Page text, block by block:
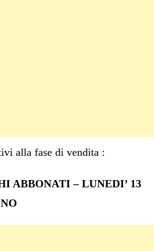
alla fase di vendita :
ABBONATI – LUNEDI’ 13